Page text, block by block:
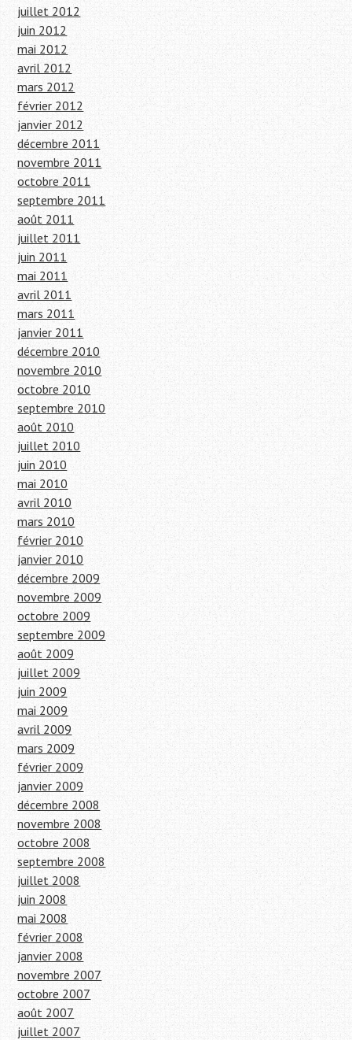
juillet 2012
juin 2012
mai 2012
avril 2012
mars 2012
février 2012
janvier 2012
décembre 2011
novembre 2011
octobre 2011
septembre 2011
août 2011
juillet 2011
juin 2011
mai 2011
avril 2011
mars 2011
janvier 2011
décembre 2010
novembre 2010
octobre 2010
septembre 2010
août 2010
juillet 2010
juin 2010
mai 2010
avril 2010
mars 2010
février 2010
janvier 2010
décembre 2009
novembre 2009
octobre 2009
septembre 2009
août 2009
juillet 2009
juin 2009
mai 2009
avril 2009
mars 2009
février 2009
janvier 2009
décembre 2008
novembre 2008
octobre 2008
septembre 2008
juillet 2008
juin 2008
mai 2008
février 2008
janvier 2008
novembre 2007
octobre 2007
août 2007
juillet 2007